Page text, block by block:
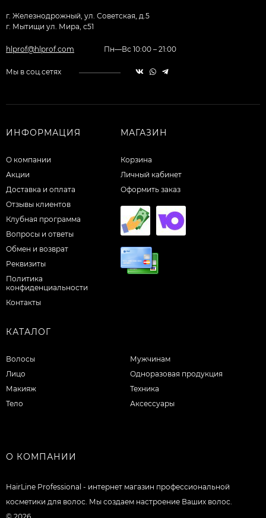
г. Железнодрожный, ул. Советская, д.5
г. Мытищи ул. Мира, с51
hlprof@hlprof.com Пн—Вс 10:00 – 21:00
Мы в соц.сетях
ИНФОРМАЦИЯ
О компании
Акции
Доставка и оплата
Отзывы клиентов
Клубная программа
Вопросы и ответы
Обмен и возврат
Реквизиты
Политика
конфиденциальности
Контакты
МАГАЗИН
Корзина
Личный кабинет
Оформить заказ
КАТАЛОГ
Волосы
Лицо
Макияж
Тело
Мужчинам
Одноразовая продукция
Техника
Аксессуары
О КОМПАНИИ
HairLine Professional - интернет магазин профессиональной
косметики для волос. Мы создаем настроение Ваших волос.